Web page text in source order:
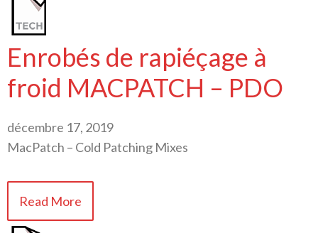
Enrobés de rapiéçage à
froid MACPATCH – PDO
décembre 17, 2019
MacPatch – Cold Patching Mixes
Read More